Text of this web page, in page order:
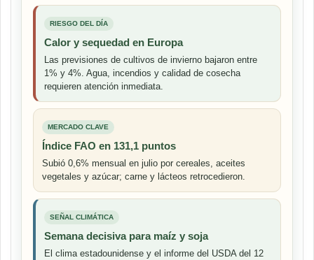
RIESGO DEL DÍA
Calor y sequedad en Europa
Las previsiones de cultivos de invierno bajaron entre
1% y 4%. Agua, incendios y calidad de cosecha
requieren atención inmediata.
MERCADO CLAVE
Índice FAO en 131,1 puntos
Subió 0,6% mensual en julio por cereales, aceites
vegetales y azúcar; carne y lácteos retrocedieron.
SEÑAL CLIMÁTICA
Semana decisiva para maíz y soja
El clima estadounidense y el informe del USDA del 12